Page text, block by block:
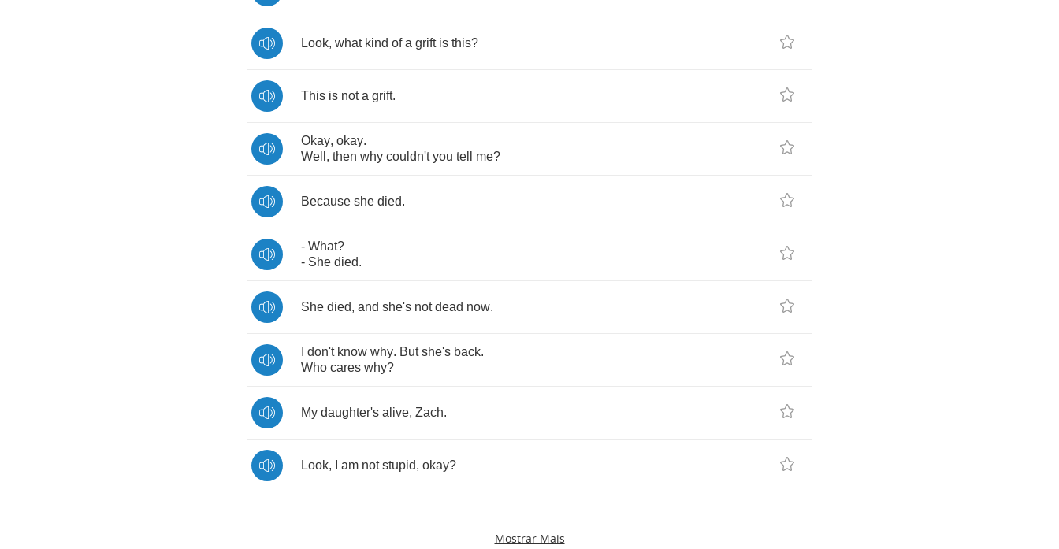
Look, what kind of a grift is this?
This is not a grift.
Okay, okay.
Well , then why couldn't you tell me?
Because she died.
- What?
- She died.
She died, and she's not dead now.
don't know why. But she's back.
Who cares why?
My daughter's alive, Zach.
Look, am not stupid, okay?
Mostrar Mais